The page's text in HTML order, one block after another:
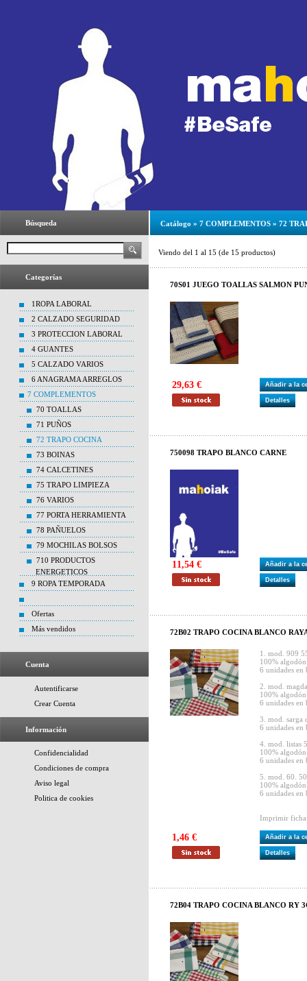
Búsqueda
Categorías
1ROPA LABORAL
2 CALZADO SEGURIDAD
3 PROTECCION LABORAL
4 GUANTES
5 CALZADO VARIOS
6 ANAGRAMA ARREGLOS
7 COMPLEMENTOS
70 TOALLAS
71 PUÑOS
72 TRAPO COCINA
73 BOINAS
74 CALCETINES
75 TRAPO LIMPIEZA
76 VARIOS
77 PORTA HERRAMIENTA
78 PAÑUELOS
79 MOCHILAS BOLSOS
710 PRODUCTOS
ENERGETICOS
9 ROPA TEMPORADA
Ofertas
Más vendidos
Cuenta
Autentificarse
Crear Cuenta
Información
Confidencialidad
Condiciones de compra
Aviso legal
Politica de cookies
Catálogo » 7 COMPLEMENTOS » 72
Viendo del 1 al 15 (de 15 productos)
70S01 JUEGO TOALLAS SALMON
29,63 € Añadir a la
Detalles
750098 TRAPO BLANCO CARNE
11,54 € Añadir a la
Detalles
72B02 TRAPO COCINA BLANCO
1. mod. 909
100% algodón
6 unidades en
2. mod.
100% algodón
6 unidades en
3. mod. sarga
6 unidades en
4. mod. listas
100% algodón
6 unidades en
5. mod. 60.
100% algodón
6 unidades en
Imprimir ficha
1,46 € Añadir a la
Detalles
72B04 TRAPO COCINA BLANCO RY